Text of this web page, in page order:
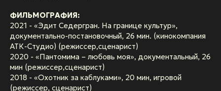
ФИЛЬМОГРАФИЯ:
2021 - «Эдит Седергран. На границе культур»,
документально-постановочный, 26 мин. (кинокомпания
АТК-Студио) (режиссер,сценарист)
2020 - «Пантомима – любовь моя», документальный, 26
мин (режиссер,сценарист)
2018 - «Охотник за каблуками», 20 мин, игровой
(режиссер, сценарист)